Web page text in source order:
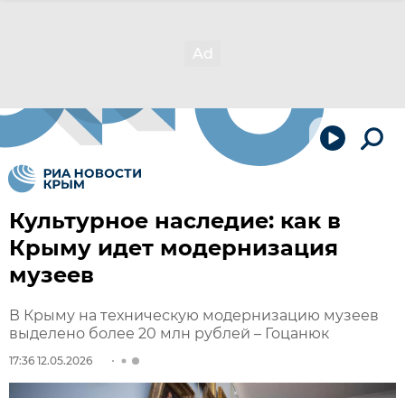
Культурное наследие: как в
Крыму идет модернизация
музеев
В Крыму на техническую модернизацию музеев
выделено более 20 млн рублей – Гоцанюк
17:36 12.05.2026